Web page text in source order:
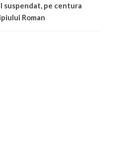
suspendat, pe centura
Roman